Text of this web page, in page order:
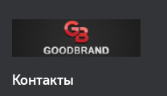
Контакты